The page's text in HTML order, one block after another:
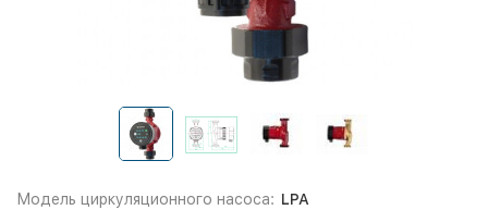
Модель циркуляционного насоса: LPA